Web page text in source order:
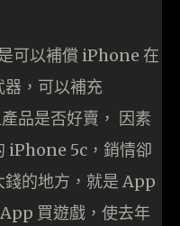
可以補償 iPhone 在
，可以補充
品是否好賣， 因素
iPhone 5c，銷情卻
錢的地方，就是 App
買遊戲，使去年